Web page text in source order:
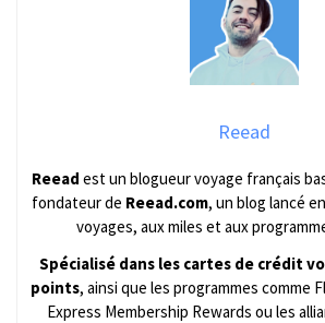
Reead
Reead est un blogueur voyage français
fondateur de Reead.com, un blog lancé en
voyages, aux miles et aux
Spécialisé dans les cartes de crédit
points, ainsi que les programmes comme
Express Membership Rewards ou les